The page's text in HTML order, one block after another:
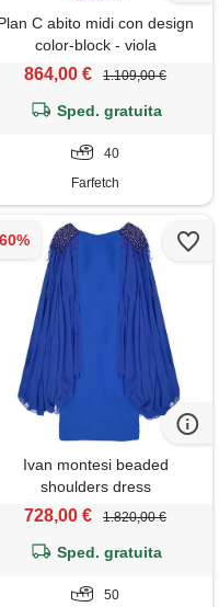
C abito midi con design
color-block - viola
864,00 € 1.109,00 €
Sped. gratuita
40
Farfetch
Ivan montesi beaded
shoulders dress
728,00 € 1.820,00 €
Sped. gratuita
50